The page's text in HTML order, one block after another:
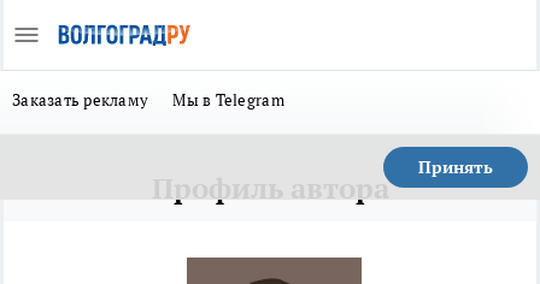
Заказать рекламу Мы в Telegram
Принять
Профиль автора